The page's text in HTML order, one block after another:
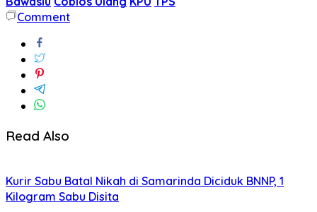
Comment
Read Also
Kurir Sabu Batal Nikah di Samarinda Diciduk BNNP, 1
Kilogram Sabu Disita